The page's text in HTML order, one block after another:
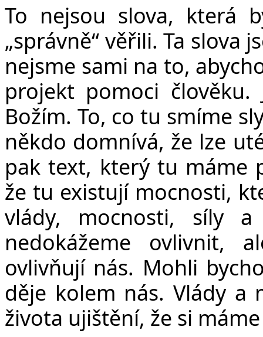
To nejsou slova, která
„správně“ věřili. Ta slova
nejsme sami na to,
projekt pomoci člověku.
Božím. To, co tu smíme
někdo domnívá, že lze
pak text, který tu máme
že tu existují mocnosti,
vlády, mocnosti, síly
nedokážeme ovlivnit,
ovlivňují nás. Mohli
děje kolem nás. Vlády a
života ujištění, že si